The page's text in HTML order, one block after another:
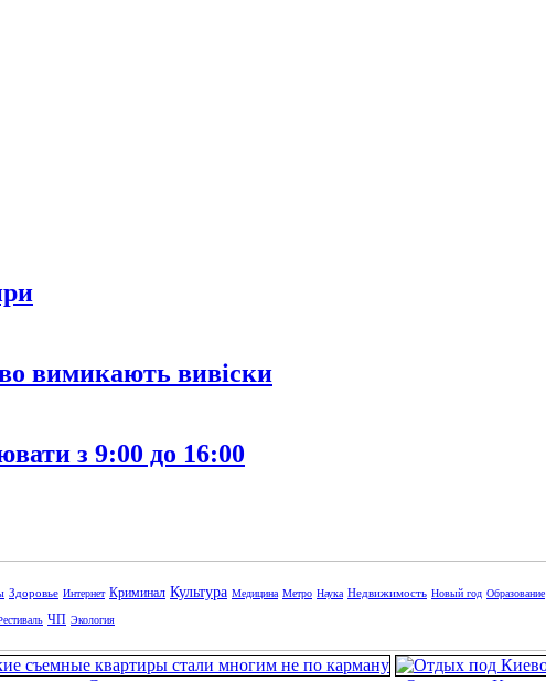
вимикають вивіски
з 9:00 до 16:00
Здоровье Интернет Криминал Культура Медицина Метро Наука Недвижимость Новый год Образование
ЧП Экология